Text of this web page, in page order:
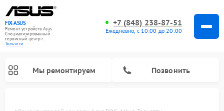
FIX-ASUS
Ремонт устройств Asus
Специализированный
cервисный центр г.
Тольятти
+7 (848) 238-87-51
Ежедневно, с 10:00 до 20:00
Мы ремонтируем Позвонить